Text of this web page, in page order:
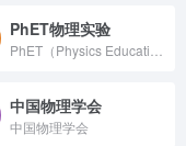
PhET物理实验
中国物理学会
中国物理学会